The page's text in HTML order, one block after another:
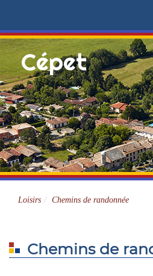
Cépet
Site officiel
Loisirs Chemins de randonnée
Chemins de